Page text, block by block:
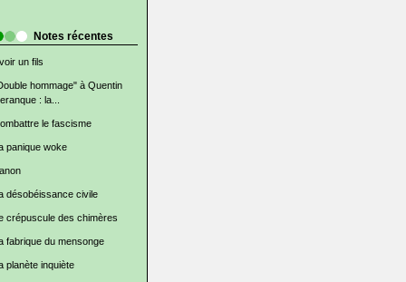
Notes récentes
un fils
hommage" à Quentin
: la...
le fascisme
panique woke
désobéissance civile
crépuscule des chimères
fabrique du mensonge
planète inquiète